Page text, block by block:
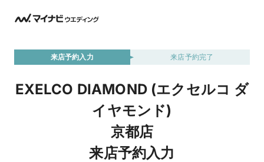
来店予約入力 来店予約完了
EXELCO DIAMOND (エクセルコ ダ
イヤモンド)
京都店
来店予約入力